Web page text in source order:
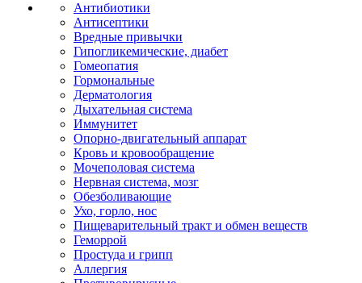
Антибиотики
Антисептики
Вредные привычки
Гипогликемические, диабет
Гомеопатия
Гормональные
Дерматология
Дыхательная система
Иммунитет
Опорно-двигательный аппарат
Кровь и кровообращение
Мочеполовая система
Нервная система, мозг
Обезболивающие
Ухо, горло, нос
Пищеварительный тракт и обмен веществ
Геморрой
Простуда и грипп
Аллергия